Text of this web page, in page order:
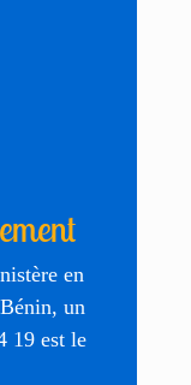
en
un
19 est le